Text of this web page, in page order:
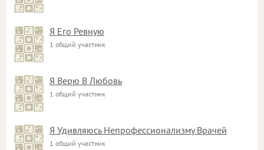
Я Его Ревную
1 общий участник
Я Верю В Любовь
1 общий участник
Я Удивляюсь Непрофессионализму Врачей
1 общий участник